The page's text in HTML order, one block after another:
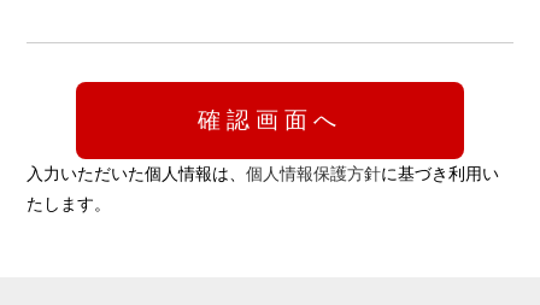
入力いただいた個人情報は、個人情報保護方針に基づき利用い
たします。